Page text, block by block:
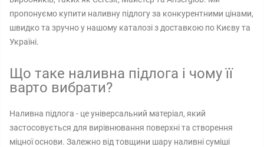
пропонуємо купити наливну підлогу за конкурентними цінами,
швидко та зручно у нашому каталозі з доставкою по Києву та
Україні.
Що таке наливна підлога і чому її
варто вибрати?
Наливна підлога - це універсальний матеріал, який
застосовується для вирівнювання поверхні та створення
міцної основи. Залежно від товщини шару наливні суміші